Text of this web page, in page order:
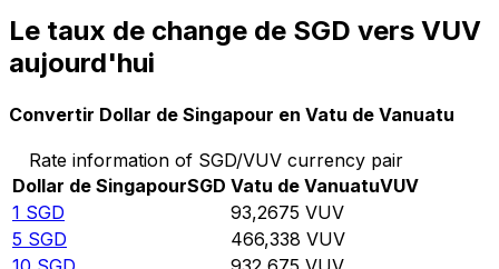
Le taux de change de SGD vers VUV
aujourd'hui
Convertir Dollar de Singapour en Vatu de Vanuatu
Rate information of SGD/VUV currency pair
Dollar de SingapourSGD Vatu de VanuatuVUV
1 SGD 93,2675 VUV
5 SGD 466,338 VUV